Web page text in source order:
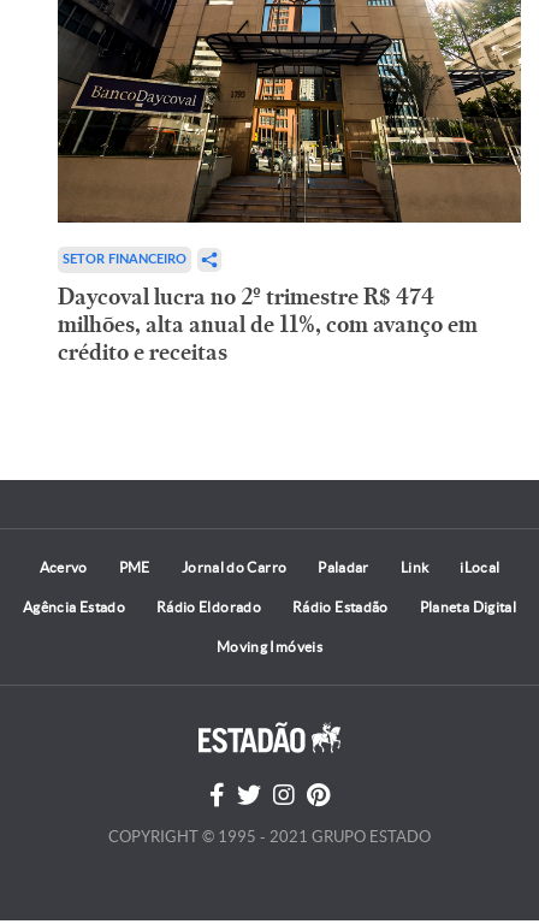
SETOR FINANCEIRO
Daycoval lucra no 2º trimestre R$ 474
milhões, alta anual de 11%, com avanço em
crédito e receitas
Acervo PME Jornal do Carro Paladar Link iLocal
Agência Estado Rádio Eldorado Rádio Estadão Planeta Digital
Moving Imóveis
COPYRIGHT © 1995 - 2021 GRUPO ESTADO